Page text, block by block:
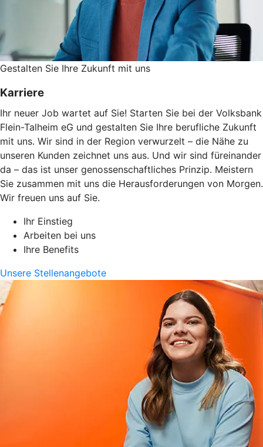
Gestalten Sie ­Ihre Zukunft mit uns
Karriere
Ihr neuer Job wartet auf Sie! Starten Sie bei der Volksbank
Flein-Talheim eG und gestalten Sie Ihre berufliche Zukunft
mit uns. Wir sind in der Region verwurzelt – die Nähe zu
unseren Kunden zeichnet uns aus. Und wir sind füreinander
da – das ist unser genossenschaftliches Prinzip. Meistern
Sie zusammen mit uns die Herausforderungen von Morgen.
Wir freuen uns auf Sie.
Ihr Einstieg
Arbeiten bei uns
Ihre Benefits
Unsere Stellenangebote